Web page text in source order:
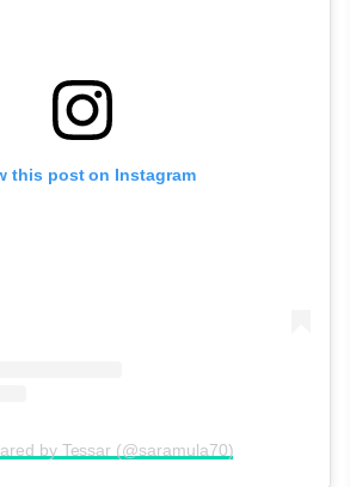
this post on Instagram
by Tessar (@saramula70)